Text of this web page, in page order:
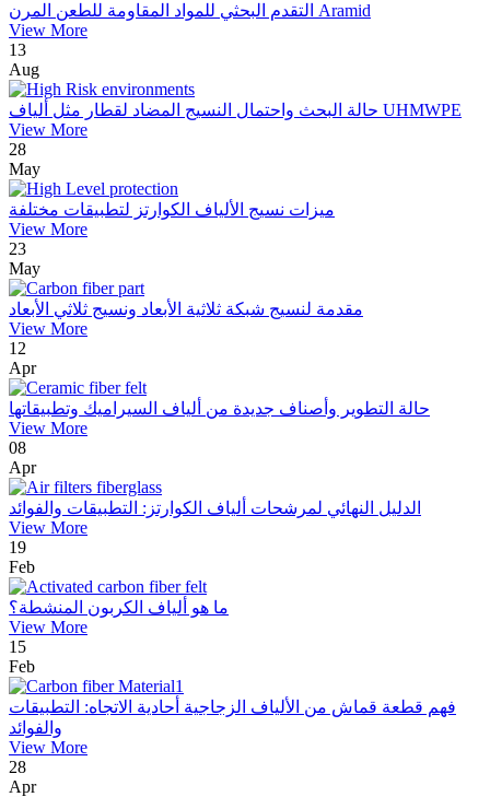
التقدم البحثي للمواد المقاومة للطعن المرن Aramid
View More
13
Aug
حالة البحث واحتمال النسيج المضاد لقطار مثل ألياف UHMWPE
View More
28
May
ميزات نسيج الألياف الكوارتز لتطبيقات مختلفة
View More
23
May
مقدمة لنسيج شبكة ثلاثية الأبعاد ونسيج ثلاثي الأبعاد
View More
12
Apr
حالة التطوير وأصناف جديدة من ألياف السيراميك وتطبيقاتها
View More
08
Apr
الدليل النهائي لمرشحات ألياف الكوارتز: التطبيقات والفوائد
View More
19
Feb
ما هو ألياف الكربون المنشطة؟
View More
15
Feb
فهم قطعة قماش من الألياف الزجاجية أحادية الاتجاه: التطبيقات
والفوائد
View More
28
Apr